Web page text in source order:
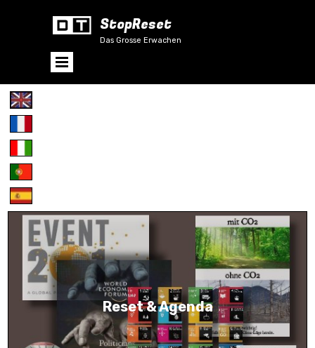
Das Grosse Erwachen
StopReset
Reset & Agenda